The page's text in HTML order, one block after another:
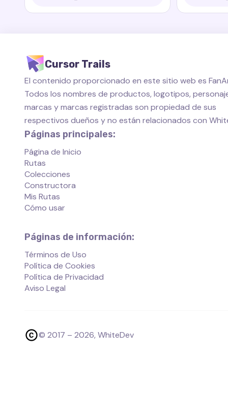
Cursor Trails
El contenido proporcionado en este sitio web es
Todos los nombres de productos, logotipos,
marcas y marcas registradas son propiedad de sus
respectivos dueños y no están relacionados con
Páginas principales:
Página de Inicio
Rutas
Colecciones
Constructora
Mis Rutas
Cómo usar
Páginas de información:
Términos de Uso
Política de Cookies
Política de Privacidad
Aviso Legal
© 2017 – 2026, WhiteDev